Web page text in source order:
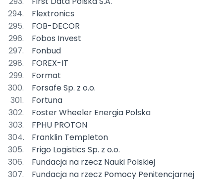
Flextronics
FOB-DECOR
Fobos Invest
Fonbud
FOREX-IT
Format
Forsafe Sp. z o.o.
Fortuna
Foster Wheeler Energia Polska
FPHU PROTON
Franklin Templeton
Frigo Logistics Sp. z o.o.
Fundacja na rzecz Nauki Polskiej
Fundacja na rzecz Pomocy Penitencjarnej